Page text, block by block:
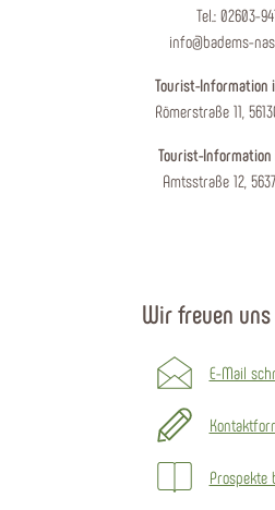
Tel.: 02603-
info@badems-
Tourist-Information
Römerstraße 11,
Tourist-Information
Amtsstraße 12,
Wir freuen
E-Mail
Prospekte